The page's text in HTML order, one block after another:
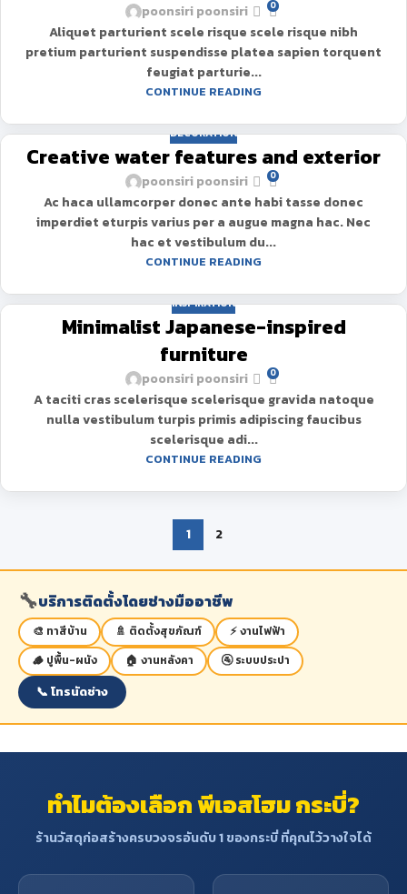
poonsiri poonsiri 0
Aliquet parturient scele risque scele risque nibh
pretium parturient suspendisse platea sapien torquent
feugiat parturie...
CONTINUE READING
DECORATION
Creative water features and exterior
poonsiri poonsiri 0
Ac haca ullamcorper donec ante habi tasse donec
imperdiet eturpis varius per a augue magna hac. Nec
hac et vestibulum du...
CONTINUE READING
INSPIRATION
Minimalist Japanese-inspired
furniture
poonsiri poonsiri 0
A taciti cras scelerisque scelerisque gravida natoque
nulla vestibulum turpis primis adipiscing faucibus
scelerisque adi...
CONTINUE READING
1 2
🔧บริการติดตั้งโดยช่างมืออาชีพ
🎨 ทาสีบ้าน 🚿 ติดตั้งสุขภัณฑ์
⚡ งานไฟฟ้า
🪵 ปูพื้น-ผนัง
🏠 งานหลังคา 🚰 ระบบประปา
📞 โทรนัดช่าง
ทำไมต้องเลือก พีเอสโฮม กระบี่?
ร้านวัสดุก่อสร้างครบวงจรอันดับ 1 ของกระบี่ ที่คุณไว้วางใจได้